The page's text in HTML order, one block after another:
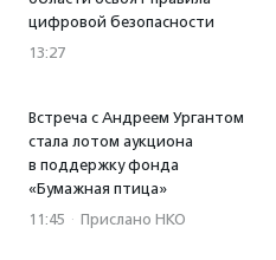
цифровой безопасности
13:27
Встреча с Андреем Ургантом
стала лотом аукциона
в поддержку фонда
«Бумажная птица»
11:45 · Прислано НКО